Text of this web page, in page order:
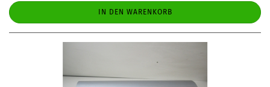
IN DEN WARENKORB